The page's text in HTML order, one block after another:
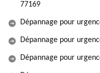
77169
Dépannage pour
Dépannage pour
Dépannage pour